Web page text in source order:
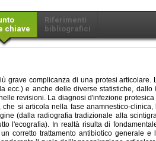
chiave
Riferimenti
bibliografici
grave complicanza di una protesi
ecc.) e anche delle diverse statistiche,
revisioni. La diagnosi d'infezione
che si articola nella fase anamnestico-
(dalla radiografia tradizionale alla
l'ecografia). In realtà risulta di
corretto trattamento antibiotico generale